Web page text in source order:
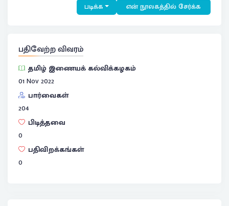
படிக்க என் நூலகத்தில் சேர்க்க
பதிவேற்ற விவரம்
தமிழ் இணையக் கல்விக்கழகம்
01 Nov 2022
பார்வைகள்
204
பிடித்தவை
0
பதிவிறக்கங்கள்
0